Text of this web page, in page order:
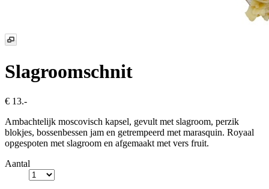
Slagroomschnit
€ 13.-
Ambachtelijk moscovisch kapsel, gevult met slagroom, perzik
blokjes, bossenbessen jam en getrempeerd met marasquin. Royaal
opgespoten met slagroom en afgemaakt met vers fruit.
Aantal